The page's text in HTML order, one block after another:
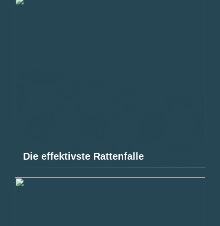
Die effektivste Rattenfalle